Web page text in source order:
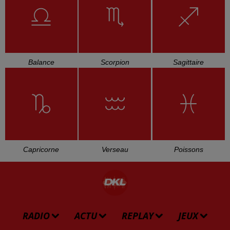
CHAGRIN D'AMOUR FRANCIS CABREL
L'encre De Tes Yeux
CORYNNE CHARBY
Pile Ou Face
L'HOROSCOPE